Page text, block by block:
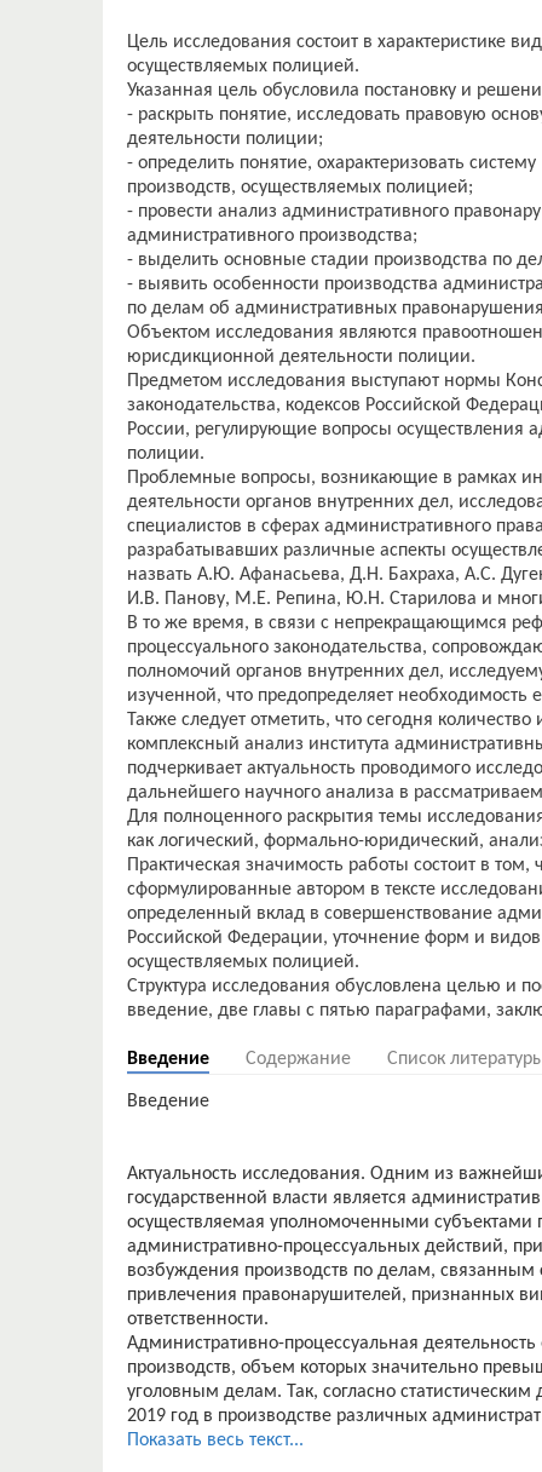
Цель исследования состоит в характеристике
осуществляемых полицией.
Указанная цель обусловила постановку и
- раскрыть понятие, исследовать правовую
деятельности полиции;
- определить понятие, охарактеризовать
производств, осуществляемых полицией;
- провести анализ административного
административного производства;
- выделить основные стадии производства по
- выявить особенности производства
по делам об административных
Объектом исследования являются
юрисдикционной деятельности полиции.
Предметом исследования выступают нормы
законодательства, кодексов Российской
России, регулирующие вопросы осуществления
полиции.
Проблемные вопросы, возникающие в рамках
деятельности органов внутренних дел,
специалистов в сферах административного
разрабатывавших различные аспекты
назвать А.Ю. Афанасьева, Д.Н. Бахраха, А.С.
И.В. Панову, М.Е. Репина, Ю.Н. Старилова и
В то же время, в связи с непрекращающимся
процессуального законодательства,
полномочий органов внутренних дел,
изученной, что предопределяет
Также следует отметить, что сегодня
комплексный анализ института
подчеркивает актуальность проводимого
дальнейшего научного анализа в
Для полноценного раскрытия темы
как логический, формально-юридический,
Практическая значимость работы состоит в
сформулированные автором в тексте
определенный вклад в совершенствование
Российской Федерации, уточнение форм и
осуществляемых полицией.
Структура исследования обусловлена целью и
Введение Содержание Список
Введение
Актуальность исследования. Одним из
государственной власти является
осуществляемая уполномоченными
административно-процессуальных действий,
возбуждения производств по делам,
привлечения правонарушителей, признанных
ответственности.
Административно-процессуальная
производств, объем которых значительно
уголовным делам. Так, согласно
2019 год в производстве различных
об административных правонарушениях, из
Показать весь текст...